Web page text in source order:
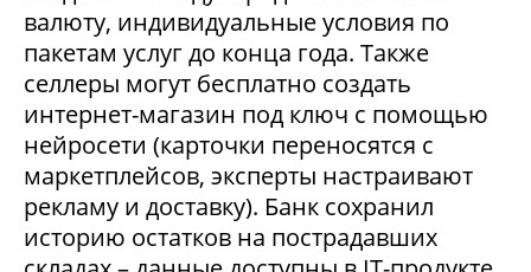
валюту, индивидуальные условия по
пакетам услуг до конца года. Также
селлеры могут бесплатно создать
интернет-магазин под ключ с помощью
нейросети (карточки переносятся с
маркетплейсов, эксперты настраивают
рекламу и доставку). Банк сохранил
историю остатков на пострадавших